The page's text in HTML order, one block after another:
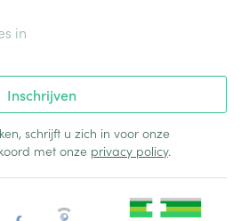
Inschrijven
schrijft u zich in voor onze
met onze privacy policy.